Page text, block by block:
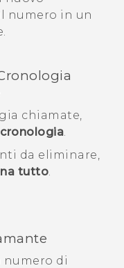
numero in un
chiamate,
.
da eliminare,
tutto.
numero di